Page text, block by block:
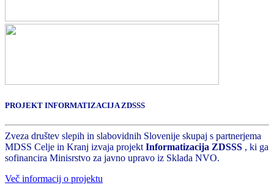
PROJEKT INFORMATIZACIJA ZDSSS
Zveza društev slepih in slabovidnih Slovenije skupaj s partnerjema
MDSS Celje in Kranj izvaja projekt Informatizacija ZDSSS , ki ga
sofinancira Minisrstvo za javno upravo iz Sklada NVO.
Več informacij o projektu